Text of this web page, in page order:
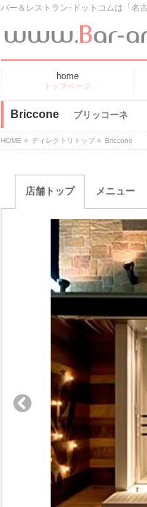
バー＆レストラン･ドットコムは「名
home
トップページ
Briccone ブリッコーネ
HOME » ディレクトリトップ » Briccone
店舗トップ メニュー